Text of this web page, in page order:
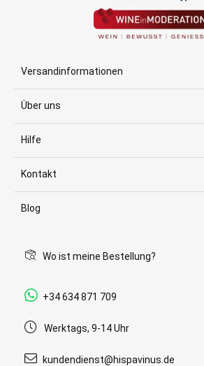
Versandinformationen
Über uns
Hilfe
Kontakt
Blog
Wo ist meine Bestellung?
+34 634 871 709
Werktags, 9-14 Uhr
kundendienst@hispavinus.de